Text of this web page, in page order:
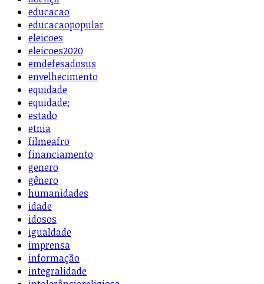
educacao
educacaopopular
eleicoes
eleicoes2020
emdefesadosus
envelhecimento
equidade
equidade;
estado
etnia
filmeafro
financiamento
genero
gênero
humanidades
idade
idosos
igualdade
imprensa
informação
integralidade